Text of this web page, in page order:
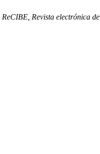
ReCIBE, Revista electrónica de